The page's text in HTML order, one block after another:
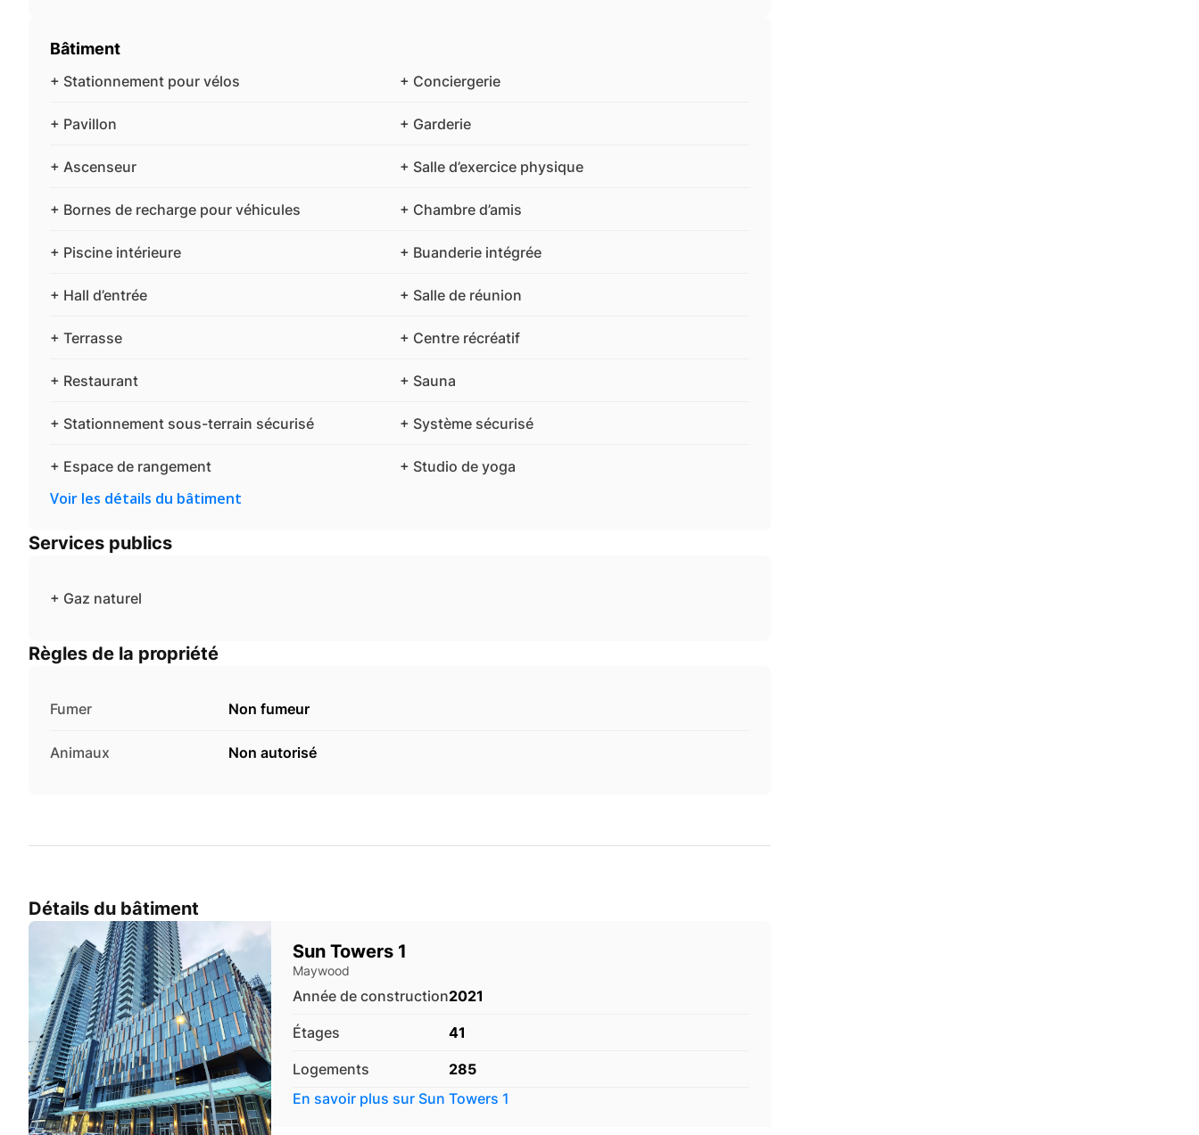
Bâtiment
+ Stationnement pour vélos + Conciergerie
+ Pavillon + Garderie
+ Ascenseur + Salle d’exercice physique
+ Bornes de recharge pour véhicules + Chambre d’amis
+ Piscine intérieure + Buanderie intégrée
+ Hall d’entrée + Salle de réunion
+ Terrasse + Centre récréatif
+ Restaurant + Sauna
+ Stationnement sous-terrain sécurisé + Système sécurisé
+ Espace de rangement + Studio de yoga
Voir les détails du bâtiment
Services publics
+ Gaz naturel
Règles de la propriété
Fumer Non fumeur
Animaux Non autorisé
Détails du bâtiment
Sun Towers 1
Maywood
Année de construction2021
Étages 41
Logements
285
En savoir plus sur Sun Towers 1